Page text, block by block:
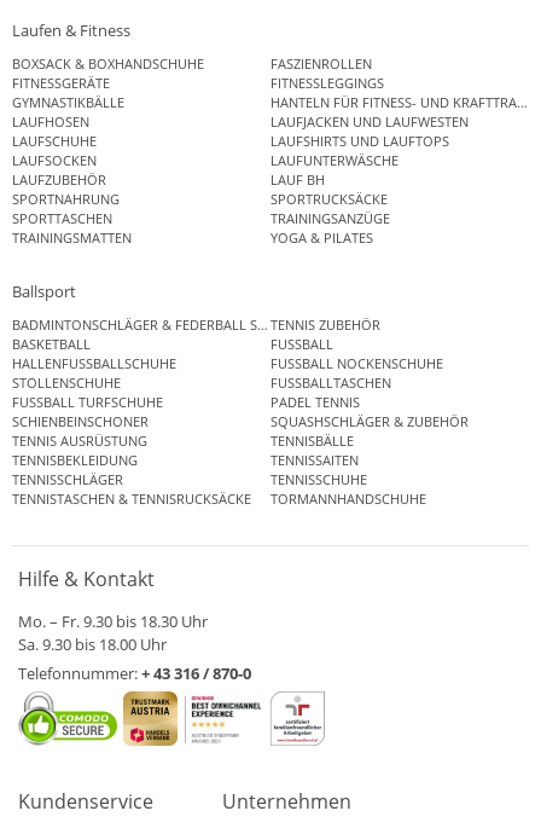
Laufen & Fitness
BOXSACK & BOXHANDSCHUHE
FASZIENROLLEN
FITNESSGERÄTE
FITNESSLEGGINGS
GYMNASTIKBÄLLE
HANTELN FÜR FITNESS- UND
LAUFHOSEN
LAUFJACKEN UND LAUFWESTEN
LAUFSCHUHE
LAUFSHIRTS UND LAUFTOPS
LAUFSOCKEN
LAUFUNTERWÄSCHE
LAUFZUBEHÖR
LAUF BH
SPORTNAHRUNG
SPORTRUCKSÄCKE
SPORTTASCHEN
TRAININGSANZÜGE
TRAININGSMATTEN
YOGA & PILATES
Ballsport
BADMINTONSCHLÄGER & FEDERBALL SETSTENNIS ZUBEHÖR
BASKETBALL
FUSSBALL
HALLENFUSSBALLSCHUHE
FUSSBALL NOCKENSCHUHE
STOLLENSCHUHE
FUSSBALLTASCHEN
FUSSBALL TURFSCHUHE
PADEL TENNIS
SCHIENBEINSCHONER
SQUASHSCHLÄGER & ZUBEHÖR
TENNIS AUSRÜSTUNG
TENNISBÄLLE
TENNISBEKLEIDUNG
TENNISSAITEN
TENNISSCHLÄGER
TENNISSCHUHE
TENNISTASCHEN & TENNISRUCKSÄCKE
TORMANNHANDSCHUHE
Hilfe & Kontakt
Mo. – Fr. 9.30 bis 18.30 Uhr
Sa. 9.30 bis 18.00 Uhr
Telefonnummer:+ 43 316 / 870-0
Kundenservice Unternehmen